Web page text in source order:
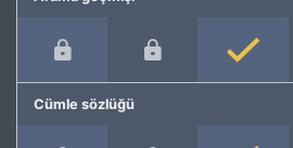
Cümle sözlüğü